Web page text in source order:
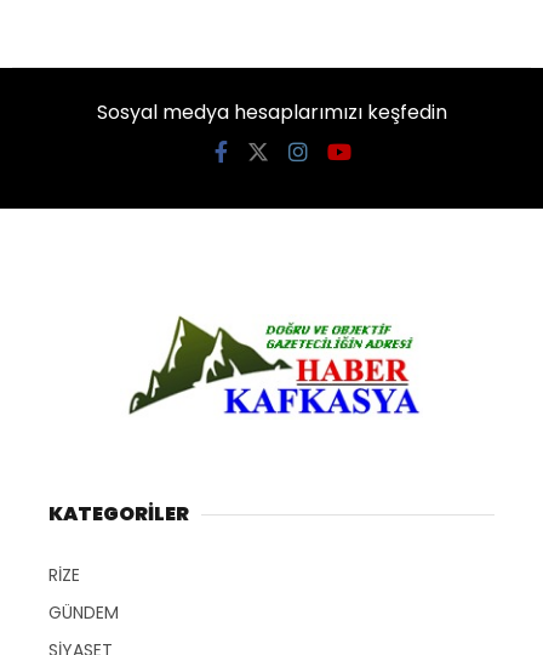
Sosyal medya hesaplarımızı keşfedin
KATEGORİLER
RİZE
GÜNDEM